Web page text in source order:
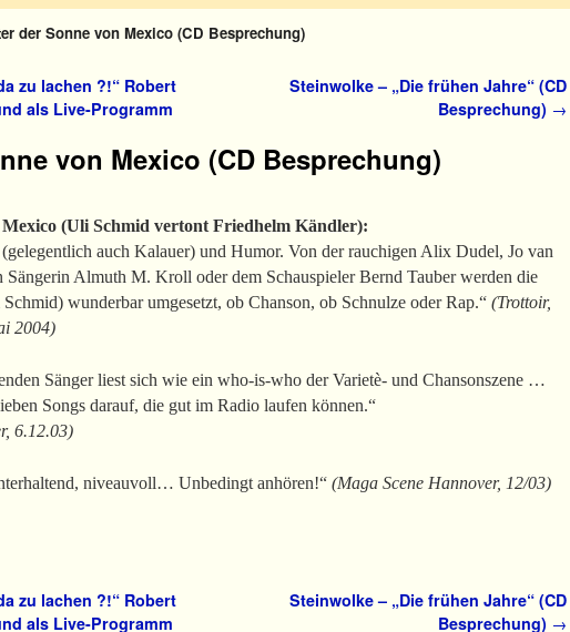
der Sonne von Mexico (CD Besprechung)
zu lachen ?!“ Robert
als Live-Programm
Steinwolke – „Die frühen Jahre“ (CD
Besprechung) →
von Mexico (CD Besprechung)
(Uli Schmid vertont Friedhelm Kändler):
auch Kalauer) und Humor. Von der rauchigen Alix Dudel, Jo van
Sängerin Almuth M. Kroll oder dem Schauspieler Bernd Tauber werden die
wunderbar umgesetzt, ob Chanson, ob Schnulze oder Rap.“ (Trottoir,
2004)
Sänger liest sich wie ein who-is-who der Varietè- und Chansonszene …
Songs darauf, die gut im Radio laufen können.“
6.12.03)
niveauvoll… Unbedingt anhören!“ (Maga Scene Hannover, 12/03)
zu lachen ?!“ Robert
als Live-Programm
Steinwolke – „Die frühen Jahre“ (CD
Besprechung) →